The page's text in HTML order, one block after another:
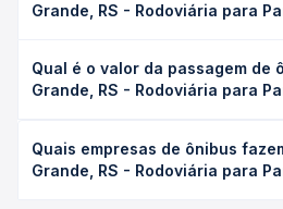
Grande, RS - Rodoviária para
para Paraíso do Sul, RS leva em
conforme a viação, o tipo de
duração exata de cada opção na
Qual é o valor da passagem de
Grande, RS - Rodoviária para
Rodoviária para Paraíso do Sul,
68,90 e varia conforme a data da
Quais empresas de ônibus
Grande, RS - Rodoviária para